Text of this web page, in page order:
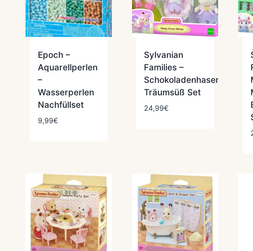
Epoch –
Aquarellperlen
–
Wasserperlen
Nachfüllset
9,99€
Sylvanian
Families –
Schokoladenhasen
Träumsüß Set
24,99€